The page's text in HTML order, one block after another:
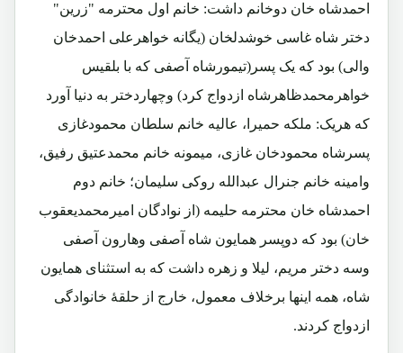
احمدشاه خان دوخانم داشت: خانم اول محترمه "زرین"
دختر شاه غاسی خوشدلخان (یگانه خواهرعلی احمدخان
والی) بود که یک پسر(تیمورشاه آصفی که با بلقیس
خواهرمحمدظاهرشاه ازدواج کرد) وچهاردختر به دنیا آورد
که هریک: ملکه حمیرا، عالیه خانم سلطان محمودغازی
پسرشاه محمودخان غازی، میمونه خانم محمدعتیق رفیق،
وامینه خانم جنرال عبدالله روکی سلیمان؛ خانم دوم
احمدشاه خان محترمه حلیمه (از نوادگان امیرمحمدیعقوب
خان) بود که دوپسر همایون شاه آصفی وهارون آصفی
وسه دختر مریم، لیلا و زهره داشت که به استثنای همایون
شاه، همه اینها برخلاف معمول، خارج از حلقۀ خانوادگی
ازدواج کردند.